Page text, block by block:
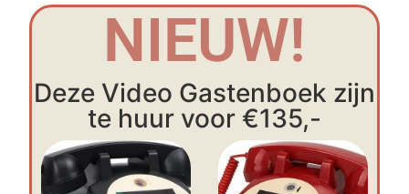
NIEUW!
Deze Video Gastenboek zijn
te huur voor €135,-